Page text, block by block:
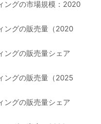
ングの市場規模：2020
ングの販売量（2020
ングの販売量シェア
ングの販売量（2025
ングの販売量シェア